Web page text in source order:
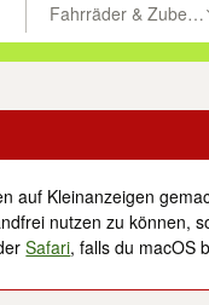
um zu suchen,
Fahrräder &
auf Kleinanzeigen
nutzen zu können,
Safari, falls du macOS